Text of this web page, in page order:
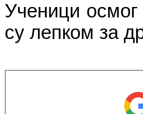
Ученици
су лепком за